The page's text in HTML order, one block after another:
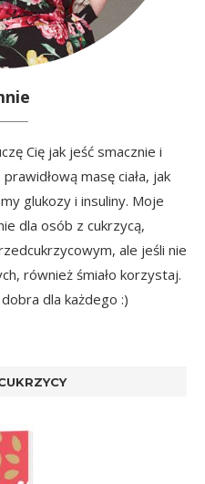
Cię jak jeść smacznie i
masę ciała, jak
glukozy i insuliny. Moje
dla osób z cukrzycą,
ale jeśli nie
również śmiało korzystaj.
dla każdego :)